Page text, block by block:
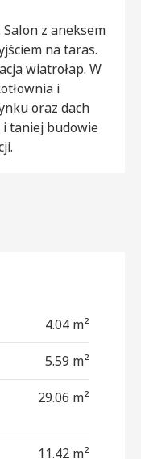
z aneksem
na taras.
wiatrołap. W
i
oraz dach
taniej budowie
4.04 m²
5.59 m²
29.06 m²
11.42 m²